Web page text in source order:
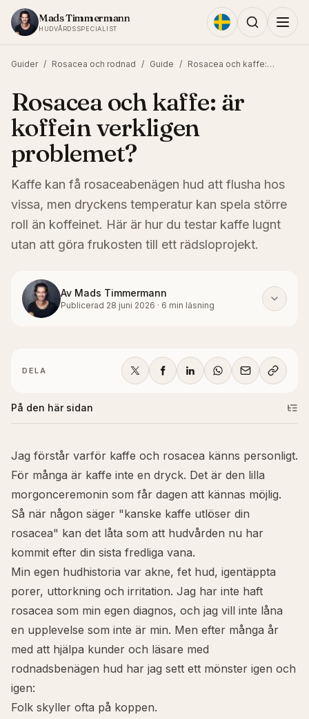
Hoppa till innehållet
Mads Timmermann
HUDVÅRDSSPECIALIST
Guider / Rosacea och rodnad / Guide / Rosacea och kaffe: är koffein verkligen problemet?
Rosacea och kaffe: är
koffein verkligen
problemet?
Kaffe kan få rosaceabenägen hud att flusha hos
vissa, men dryckens temperatur kan spela större
roll än koffeinet. Här är hur du testar kaffe lugnt
utan att göra frukosten till ett rädsloprojekt.
Av Mads Timmermann
Publicerad 28 juni 2026 · 6 min läsning
DELA
På den här sidan
Jag förstår varför kaffe och rosacea känns personligt.
För många är kaffe inte en dryck. Det är den lilla
morgonceremonin som får dagen att kännas möjlig.
Så när någon säger "kanske kaffe utlöser din
rosacea" kan det låta som att hudvården nu har
kommit efter din sista fredliga vana.
Min egen hudhistoria var akne, fet hud, igentäppta
porer, uttorkning och irritation. Jag har inte haft
rosacea som min egen diagnos, och jag vill inte låna
en upplevelse som inte är min. Men efter många år
med att hjälpa kunder och läsare med
rodnadsbenägen hud har jag sett ett mönster igen och
igen:
Folk skyller ofta på koppen.